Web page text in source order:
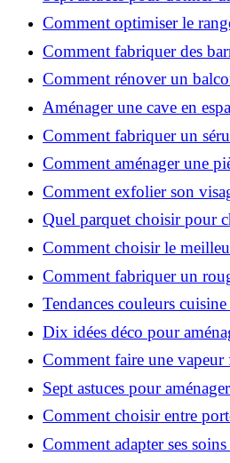
à votre cuisine
Comment optimiser le
et gagner de la place ?
Comment fabriquer des
de karité ?
Comment rénover un
budget et matériaux ?
Aménager une cave en
essentielles
Comment fabriquer un
l'huile de rose musquée ?
Comment aménager une
efficacement ?
Comment exfolier son
Quel parquet choisir pour
maison ?
Comment choisir le
Grenoble en 2026 ?
Comment fabriquer un
hydratant fait maison ?
Tendances couleurs
colorés, que choisir ?
Dix idées déco pour
chez soi
Comment faire une vapeur
une peau plus saine et
Sept astuces pour
naturelle chez soi
Comment choisir entre
coulissante pour séparer vos
Comment adapter ses